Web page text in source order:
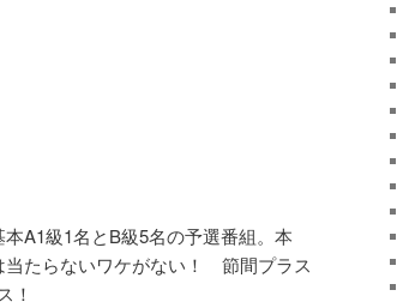
A1級1名とB級5名の予選番組。本
当たらないワケがない！ 節間プラス
！